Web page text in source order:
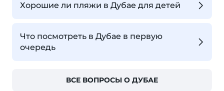
Хорошие ли пляжи в Дубае для детей
Что посмотреть в Дубае в первую
очередь
ВСЕ ВОПРОСЫ О ДУБАЕ